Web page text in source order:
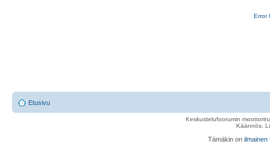
Error
Etusivu
Keskustelufoorumin
Käännös,
Tämäkin on ilmainen